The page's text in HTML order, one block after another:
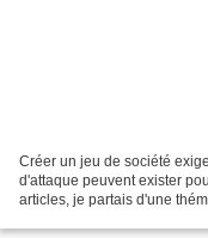
Créer un jeu de société
d'attaque peuvent exister
articles, je partais d'une